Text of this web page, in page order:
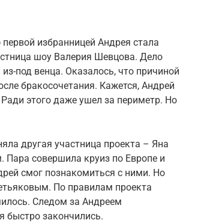
избранницей Андрея стала
шоу Валерия Шевцова. Дело
под венца. Оказалось, что причиной
бракосочетания. Кажется, Андрей
этого даже ушел за периметр. Но
другая участница проекта – Яна
Пара совершила круиз по Европе и
смог познакомиться с ними. Но
По правилам проекта
Следом за Андреем
быстро закончились.